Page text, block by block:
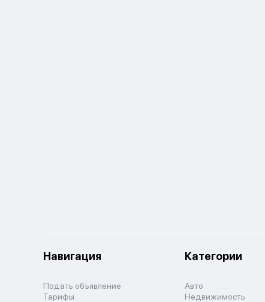
Навигация
Подать объявление
Тарифы
Категории
Авто
Недвижимость